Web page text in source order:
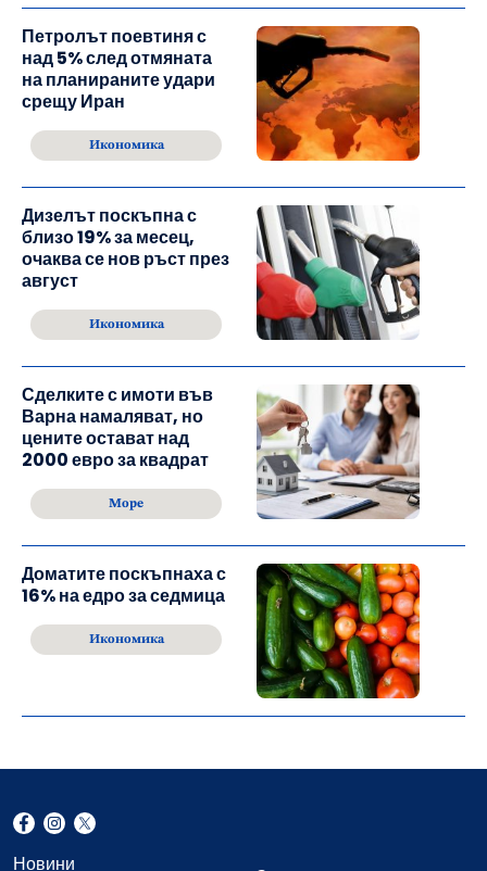
Петролът поевтиня с
над 5% след отмяната
на планираните удари
срещу Иран
Икономика
Дизелът поскъпна с
близо 19% за месец,
очаква се нов ръст през
август
Икономика
Сделките с имоти във
Варна намаляват, но
цените остават над
2000 евро за квадрат
Море
Доматите поскъпнаха с
16% на едро за седмица
Икономика
Новини